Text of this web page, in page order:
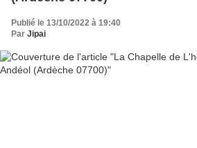
Publié le 13/10/2022 à 19:40
Par Jipai